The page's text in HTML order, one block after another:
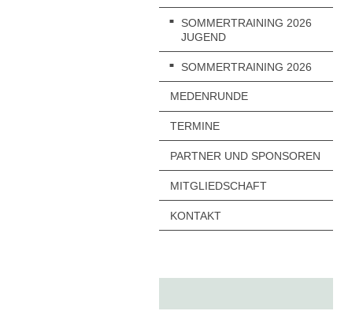
SOMMERTRAINING 2026
JUGEND
SOMMERTRAINING 2026
MEDENRUNDE
TERMINE
PARTNER UND SPONSOREN
MITGLIEDSCHAFT
KONTAKT